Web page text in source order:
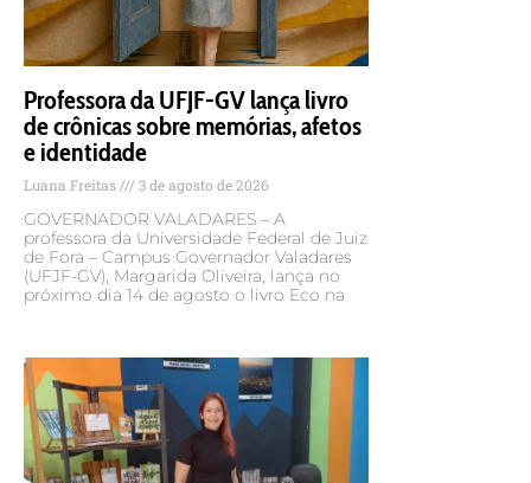
Professora da UFJF-GV lança livro
de crônicas sobre memórias, afetos
e identidade
Luana Freitas 3 de agosto de 2026
GOVERNADOR VALADARES – A
professora da Universidade Federal de Juiz
de Fora – Campus Governador Valadares
(UFJF-GV), Margarida Oliveira, lança no
próximo dia 14 de agosto o livro Eco na